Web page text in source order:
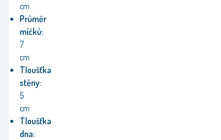
cm
Průměr
míčků:
7
cm
Tloušťka
stěny:
5
cm
Tloušťka
dna: